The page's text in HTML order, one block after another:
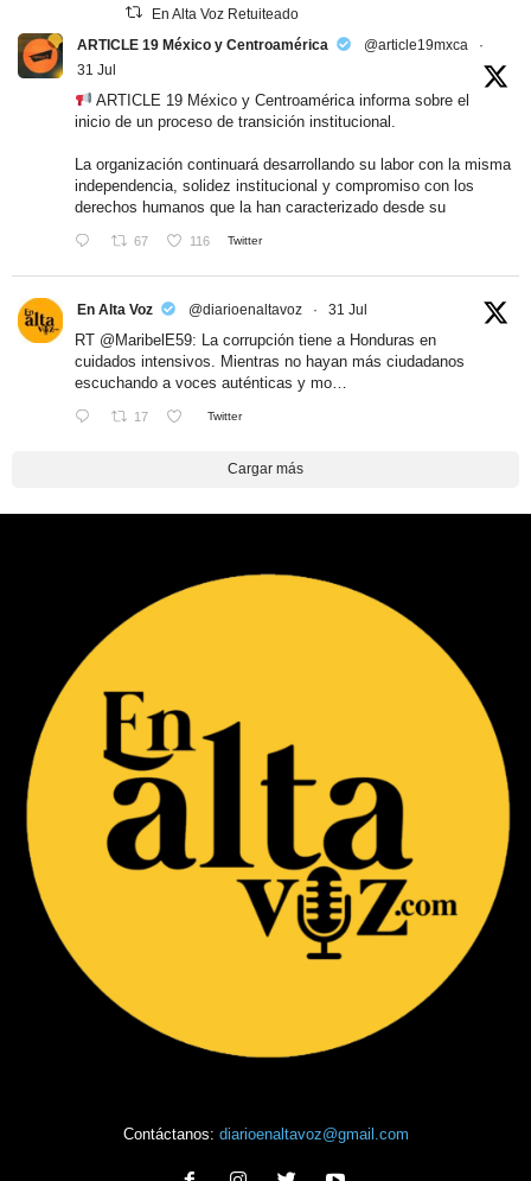
En Alta Voz Retuiteado
ARTICLE 19 México y Centroamérica
@article19mxca
·
31 Jul
ARTICLE 19 México y Centroamérica informa sobre el
inicio de un proceso de transición institucional.
La organización continuará desarrollando su labor con la misma
independencia, solidez institucional y compromiso con los
derechos humanos que la han caracterizado desde su
67 116 Twitter
En Alta Voz @diarioenaltavoz · 31 Jul
RT @MaribelE59: La corrupción tiene a Honduras en
cuidados intensivos. Mientras no hayan más ciudadanos
escuchando a voces auténticas y mo…
17 Twitter
Cargar más
Contáctanos: diarioenaltavoz@gmail.com